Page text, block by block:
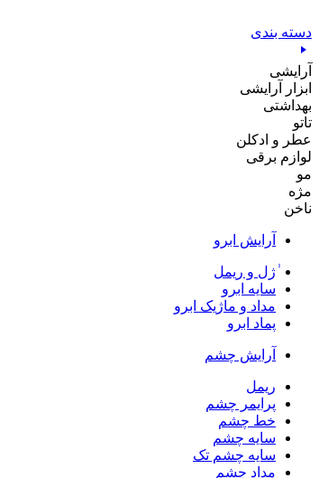
به
محتوا
دسته بندی
آرایشی
ابزار آرایشی
بهداشتی
تاتو
عطر و ادکلن
لوازم برقی
مو
مژه
ناخن
آرایش ابرو
ٰژل و ریمل
سایه ابرو
مداد و ماژیک ابرو
پماد ابرو
آرایش چشم
ریمل
پرایمر چشم
خط چشم
سایه چشم
سایه چشم تک
مداد چشم